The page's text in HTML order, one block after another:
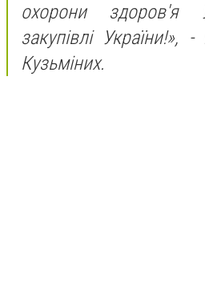
охорони здоров'я
закупівлі України!»,
Кузьміних.